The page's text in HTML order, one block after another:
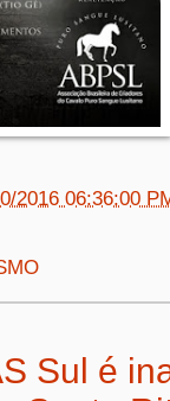
2016 06:36:00
Sul é